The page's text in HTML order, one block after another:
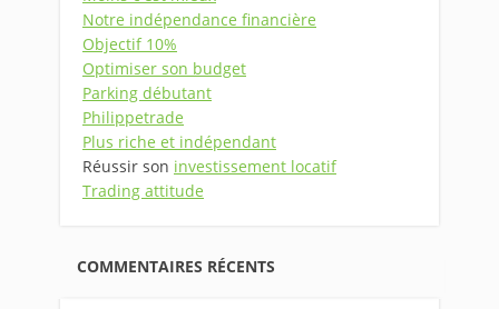
Notre indépendance financière
Objectif 10%
Optimiser son budget
Parking débutant
Philippetrade
Plus riche et indépendant
Réussir son investissement locatif
Trading attitude
COMMENTAIRES RÉCENTS